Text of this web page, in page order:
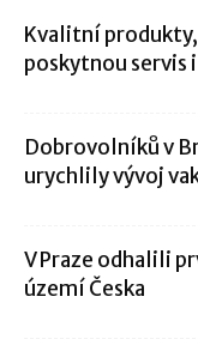
Kvalitní
poskytnou servis
Dobrovolníků v
urychlily vývoj
V Praze odhalili
území Česka